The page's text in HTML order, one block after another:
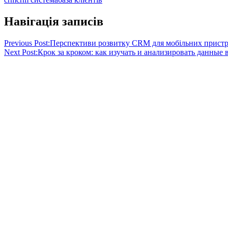
Навігація записів
Previous Post:Перспективи розвитку CRM для мобільних
Next Post:Крок за кроком: как изучать и анализировать данные